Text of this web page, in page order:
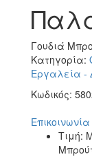
Γουδιά
Κατηγορία:
Εργαλεία -
Κωδικός:
Επικοινωνία
Τιμή: